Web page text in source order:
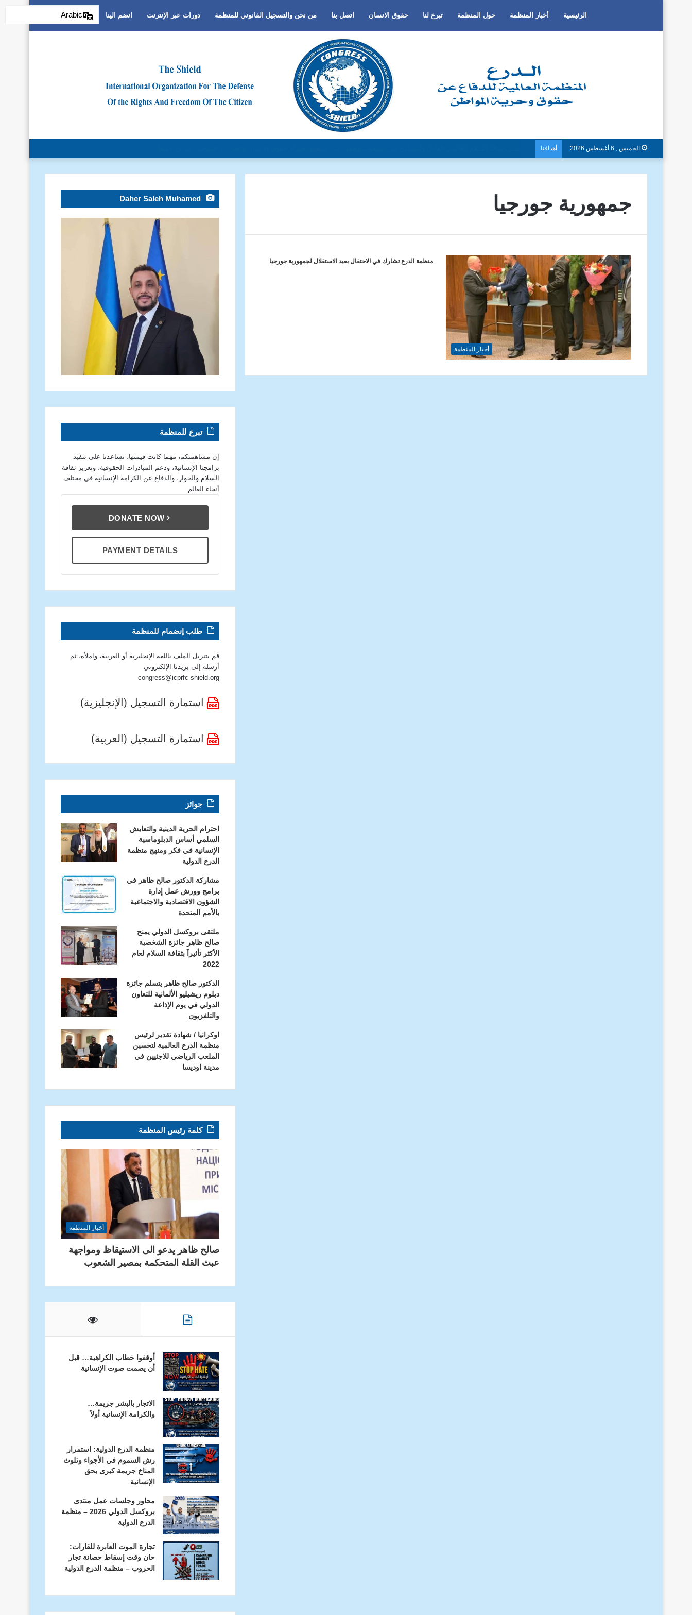
الرئيسية أخبار المنظمة حول المنظمة تبرع لنا حقوق الانسان اتصل بنا من نحن والتسجيل القانوني للمنظمة دورات عبر الإنترنت انضم الينا
الخميس , 6 أغسطس 2026 أهدافنا
جمهورية جورجيا
أخبار المنظمة
منظمة الدرع تشارك في الاحتفال بعيد الاستقلال لجمهورية جورجيا
Daher Saleh Muhamed
تبرع للمنظمة
إن مساهمتكم، مهما كانت قيمتها، تساعدنا على تنفيذ
برامجنا الإنسانية، ودعم المبادرات الحقوقية، وتعزيز ثقافة
السلام والحوار، والدفاع عن الكرامة الإنسانية في مختلف
أنحاء العالم.
DONATE NOW
PAYMENT DETAILS
طلب إنضمام للمنظمة
قم بتنزيل الملف باللغة الإنجليزية أو العربية، واملأه، ثم
أرسله إلى بريدنا الإلكتروني
congress@icprfc-shield.org
استمارة التسجيل (الإنجليزية)
استمارة التسجيل (العربية)
جوائز
احترام الحرية الدينية والتعايش
السلمي أساس الدبلوماسية
الإنسانية في فكر ومنهج منظمة
الدرع الدولية
مشاركة الدكتور صالح ظاهر في
برامج وورش عمل إدارة
الشؤون الاقتصادية والاجتماعية
بالأمم المتحدة
ملتقى بروكسل الدولي يمنح
صالح ظاهر جائزة الشخصية
الأكثر تأثيرآ بثقافة السلام لعام
2022
الدكتور صالح ظاهر يتسلم جائزة
دبلوم ريشيليو الألمانية للتعاون
الدولي في يوم الإذاعة
والتلفزيون
اوكرانيا / شهادة تقدير لرئيس
منظمة الدرع العالمية لتحسين
الملعب الرياضي للاجئيين في
مدينة اوديسا
كلمة رئيس المنظمة
أخبار المنظمة
صالح ظاهر يدعو الى الاستيقاظ ومواجهة
عبث القلة المتحكمة بمصير الشعوب
أوقفوا خطاب الكراهية… قبل
أن يصمت صوت الإنسانية
الاتجار بالبشر جريمة…
والكرامة الإنسانية أولاً
منظمة الدرع الدولية: استمرار
رش السموم في الأجواء وتلوث
المناخ جريمة كبرى بحق
الإنسانية
محاور وجلسات عمل منتدى
بروكسل الدولي 2026 – منظمة
الدرع الدولية
تجارة الموت العابرة للقارات:
حان وقت إسقاط حصانة تجار
الحروب – منظمة الدرع الدولية
Arabic